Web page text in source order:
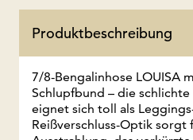
Produktbeschreibung
7/8-Bengalinhose LOUISA
Schlupfbund – die schlichte
eignet sich toll als
Reißverschluss-Optik